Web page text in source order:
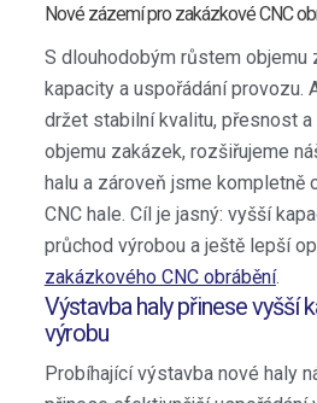
Povrchové úpravy
Strojní park
CNC obrábění
CNC
CNC frézky
CNC dělení a
CNC
Pily
Laserové
Lisy
Nové zázemí pro zakázkové CNC
S dlouhodobým růstem objemu
kapacity a uspořádání provozu.
držet stabilní kvalitu, přesnost
objemu zakázek, rozšiřujeme
halu a zároveň jsme kompletně
CNC hale. Cíl je jasný: vyšší
průchod výrobou a ještě lepší
zakázkového CNC obrábění.
Výstavba haly přinese vyšší
výrobu
Probíhající výstavba nové haly